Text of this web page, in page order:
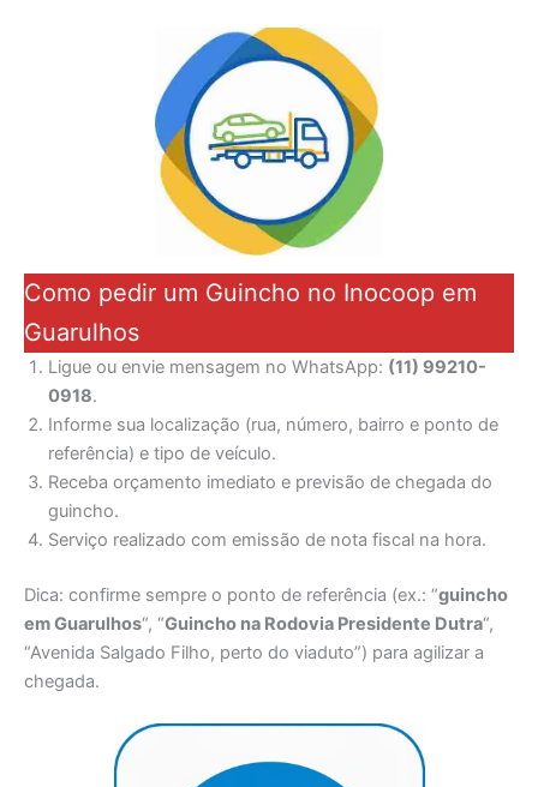
Como pedir um Guincho no Inocoop em
Guarulhos
Ligue ou envie mensagem no WhatsApp: (11) 99210-
0918.
Informe sua localização (rua, número, bairro e ponto de
referência) e tipo de veículo.
Receba orçamento imediato e previsão de chegada do
guincho.
Serviço realizado com emissão de nota fiscal na hora.
Dica: confirme sempre o ponto de referência (ex.: “guincho
em Guarulhos“, “Guincho na Rodovia Presidente Dutra“,
“Avenida Salgado Filho, perto do viaduto”) para agilizar a
chegada.